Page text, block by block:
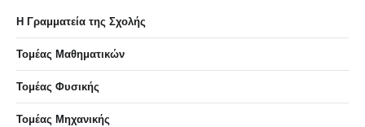
Η Γραμματεία της Σχολής
Τομέας Μαθηματικών
Τομέας Φυσικής
Τομέας Μηχανικής